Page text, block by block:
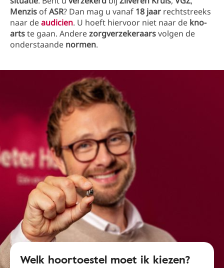
Menzis ofASR? Dan mag u vanaf 18 jaar rechtstreeks
naar deaudicien. U hoeft hiervoor niet naar de kno-
artste gaan. Anderezorgverzekeraarsvolgen de
onderstaande normen.
Welk hoortoestel moet ik kiezen?